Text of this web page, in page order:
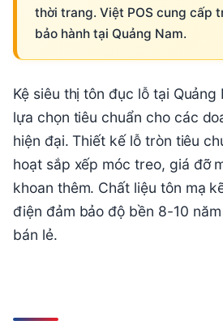
thời trang. Việt POS cung cấp
bảo hành tại Quảng Nam.
Kệ siêu thị tôn đục lỗ tại
lựa chọn tiêu chuẩn cho các
hiện đại. Thiết kế lỗ tròn tiêu
hoạt sắp xếp móc treo, giá đỡ
khoan thêm. Chất liệu tôn mạ
điện đảm bảo độ bền 8-10
bán lẻ.